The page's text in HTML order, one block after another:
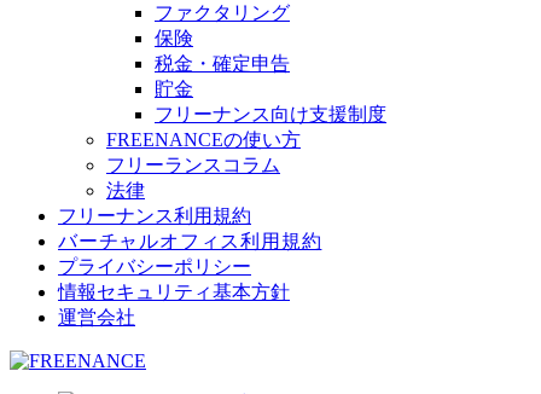
ファクタリング
保険
税金・確定申告
貯金
フリーナンス向け支援制度
FREENANCEの使い方
フリーランスコラム
法律
フリーナンス利用規約
バーチャルオフィス利用規約
プライバシーポリシー
情報セキュリティ基本方針
運営会社